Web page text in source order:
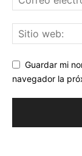
Guardar mi
navegador la